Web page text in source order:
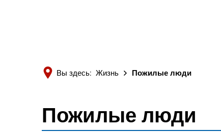
Вы здесь: Жизнь Пожилые люди
Пожилые
Пожилые люди